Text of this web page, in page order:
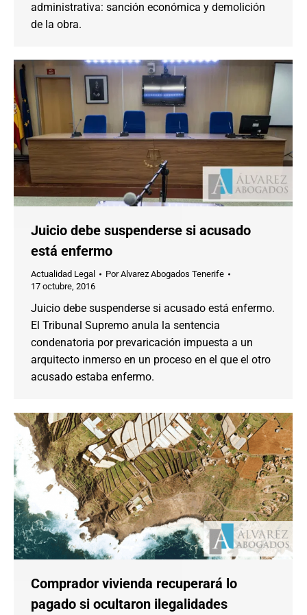
administrativa: sanción económica y demolición
de la obra.
Juicio debe suspenderse si acusado
está enfermo
Actualidad Legal PorAlvarez Abogados Tenerife
17 octubre, 2016
Juicio debe suspenderse si acusado está enfermo.
El Tribunal Supremo anula la sentencia
condenatoria por prevaricación impuesta a un
arquitecto inmerso en un proceso en el que el otro
acusado estaba enfermo.
Comprador vivienda recuperará lo
pagado si ocultaron ilegalidades